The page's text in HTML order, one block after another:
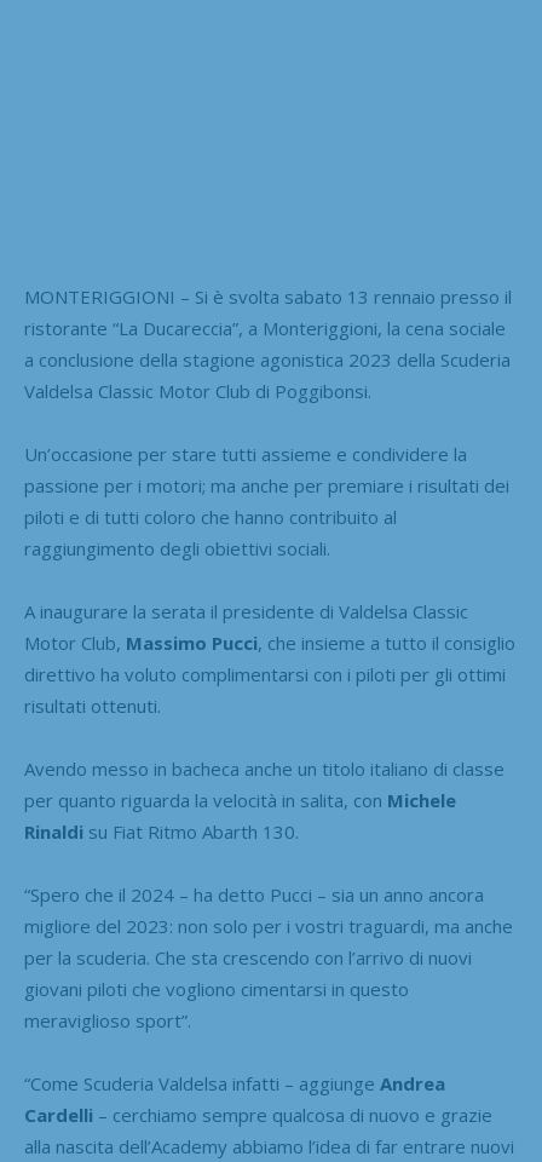
MONTERIGGIONI – Si è svolta sabato 13 rennaio presso il
ristorante “La Ducareccia”, a Monteriggioni, la cena sociale
a conclusione della stagione agonistica 2023 della Scuderia
Valdelsa Classic Motor Club di Poggibonsi.
Un’occasione per stare tutti assieme e condividere la
passione per i motori; ma anche per premiare i risultati dei
piloti e di tutti coloro che hanno contribuito al
raggiungimento degli obiettivi sociali.
A inaugurare la serata il presidente di Valdelsa Classic
Motor Club, Massimo Pucci, che insieme a tutto il consiglio
direttivo ha voluto complimentarsi con i piloti per gli ottimi
risultati ottenuti.
Avendo messo in bacheca anche un titolo italiano di classe
per quanto riguarda la velocità in salita, con Michele
Rinaldi su Fiat Ritmo Abarth 130.
“Spero che il 2024 – ha detto Pucci – sia un anno ancora
migliore del 2023: non solo per i vostri traguardi, ma anche
per la scuderia. Che sta crescendo con l’arrivo di nuovi
giovani piloti che vogliono cimentarsi in questo
meraviglioso sport”.
“Come Scuderia Valdelsa infatti – aggiunge Andrea
Cardelli – cerchiamo sempre qualcosa di nuovo e grazie
alla nascita dell’Academy abbiamo l’idea di far entrare nuovi